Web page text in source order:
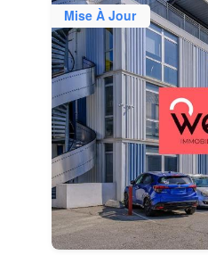
Mise À Jour